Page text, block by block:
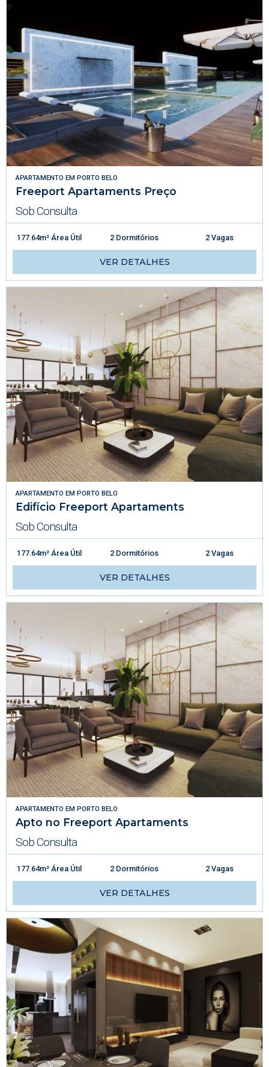
APARTAMENTO EM PORTO BELO
Freeport Apartaments Preço
Sob Consulta
177.64m² Área Útil 2 Dormitórios 2 Vagas
VER DETALHES
APARTAMENTO EM PORTO BELO
Edifício Freeport Apartaments
Sob Consulta
177.64m² Área Útil 2 Dormitórios 2 Vagas
VER DETALHES
APARTAMENTO EM PORTO BELO
Apto no Freeport Apartaments
Sob Consulta
177.64m² Área Útil 2 Dormitórios 2 Vagas
VER DETALHES